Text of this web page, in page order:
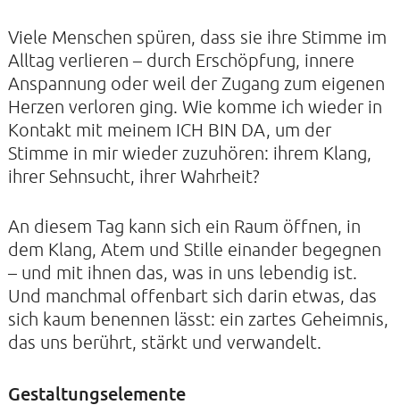
ALLE TERMINE
KONTAKTE
SO KOMMEN SIE ZU UNS
FILM ZUR KIRCHE DER STILLE
FÖRDERVEREIN
VERMIETUNG
NEWSLETTER
IMPRESSUM
Viele Menschen spüren, dass sie ihre Stimme im
Alltag verlieren – durch Erschöpfung, innere
Anspannung oder weil der Zugang zum eigenen
Herzen verloren ging. Wie komme ich wieder in
Kontakt mit meinem ICH BIN DA, um der
Stimme in mir wieder zuzuhören: ihrem Klang,
ihrer Sehnsucht, ihrer Wahrheit?
An diesem Tag kann sich ein Raum öffnen, in
dem Klang, Atem und Stille einander begegnen
– und mit ihnen das, was in uns lebendig ist.
Und manchmal offenbart sich darin etwas, das
sich kaum benennen lässt: ein zartes Geheimnis,
das uns berührt, stärkt und verwandelt.
Gestaltungselemente